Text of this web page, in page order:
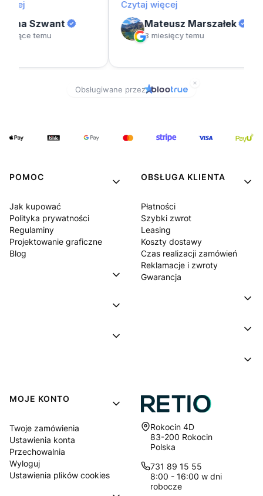
POMOC
Jak kupować
Polityka prywatności
Regulaminy
Projektowanie graficzne
Blog
OBSŁUGA KLIENTA
Płatności
Szybki zwrot
Leasing
Koszty dostawy
Czas realizacji zamówień
Reklamacje i zwroty
Gwarancja
MOJE KONTO
Twoje zamówienia
Ustawienia konta
Przechowalnia
Wyloguj
Ustawienia plików cookies
Adres:
Rokocin 4D
83-200 Rokocin
Polska
731 89 15 55
8:00 - 16:00 w dni
robocze